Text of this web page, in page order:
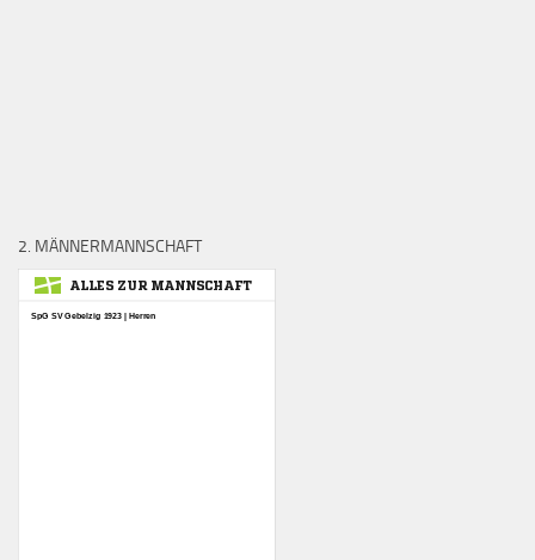
2. MÄNNERMANNSCHAFT